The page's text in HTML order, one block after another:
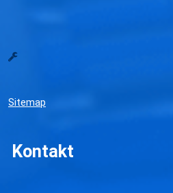
Sitemap
Kontakt